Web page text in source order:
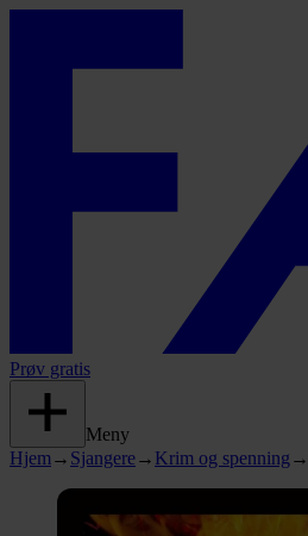
Prøv gratis
Meny
Hjem → Sjangere→ Krim og spenning →